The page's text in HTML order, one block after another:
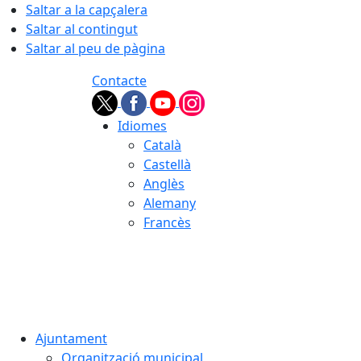
Saltar a la capçalera
Saltar al contingut
Saltar al peu de pàgina
Contacte
Idiomes
Català
Castellà
Anglès
Alemany
Francès
Ajuntament